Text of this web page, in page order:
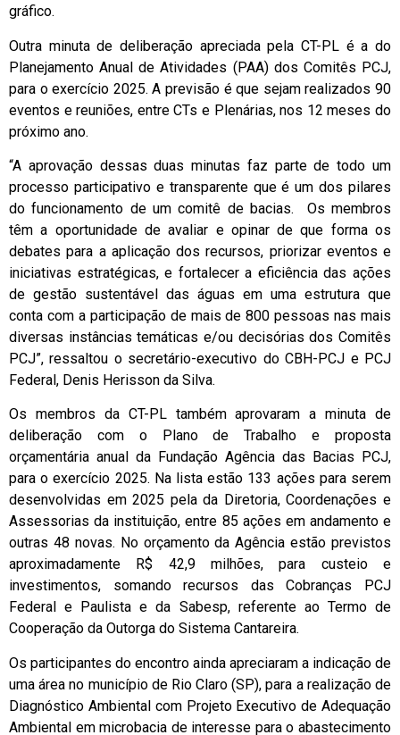
gráfico.
Outra minuta de deliberação apreciada pela CT-PL é a do
Planejamento Anual de Atividades (PAA) dos Comitês PCJ,
para o exercício 2025. A previsão é que sejam realizados 90
eventos e reuniões, entre CTs e Plenárias, nos 12 meses do
próximo ano.
“A aprovação dessas duas minutas faz parte de todo um
processo participativo e transparente que é um dos pilares
do funcionamento de um comitê de bacias. Os membros
têm a oportunidade de avaliar e opinar de que forma os
debates para a aplicação dos recursos, priorizar eventos e
iniciativas estratégicas, e fortalecer a eficiência das ações
de gestão sustentável das águas em uma estrutura que
conta com a participação de mais de 800 pessoas nas mais
diversas instâncias temáticas e/ou decisórias dos Comitês
PCJ”, ressaltou o secretário-executivo do CBH-PCJ e PCJ
Federal, Denis Herisson da Silva.
Os membros da CT-PL também aprovaram a minuta de
deliberação com o Plano de Trabalho e proposta
orçamentária anual da Fundação Agência das Bacias PCJ,
para o exercício 2025. Na lista estão 133 ações para serem
desenvolvidas em 2025 pela da Diretoria, Coordenações e
Assessorias da instituição, entre 85 ações em andamento e
outras 48 novas. No orçamento da Agência estão previstos
aproximadamente R$ 42,9 milhões, para custeio e
investimentos, somando recursos das Cobranças PCJ
Federal e Paulista e da Sabesp, referente ao Termo de
Cooperação da Outorga do Sistema Cantareira.
Os participantes do encontro ainda apreciaram a indicação de
uma área no município de Rio Claro (SP), para a realização de
Diagnóstico Ambiental com Projeto Executivo de Adequação
Ambiental em microbacia de interesse para o abastecimento